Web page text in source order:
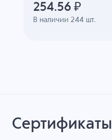
В наличии 244 шт.
254.56 ₽
Сертификаты